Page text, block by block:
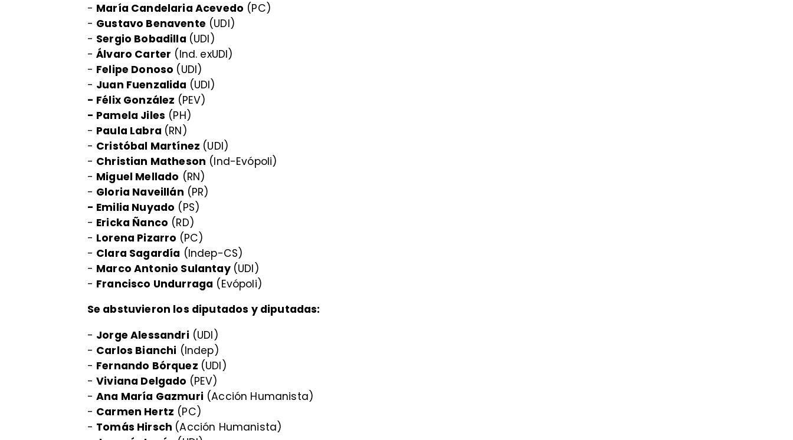
- María Candelaria Acevedo (PC)
- Gustavo Benavente (UDI)
- Sergio Bobadilla (UDI)
-Álvaro Carter (Ind. exUDI)
- Felipe Donoso (UDI)
- Juan Fuenzalida (UDI)
- Félix González (PEV)
- Pamela Jiles (PH)
- Paula Labra (RN)
- Cristóbal Martínez (UDI)
- Christian Matheson (Ind-Evópoli)
- Miguel Mellado (RN)
- Gloria Naveillán (PR)
- Emilia Nuyado (PS)
- Ericka Ñanco (RD)
- Lorena Pizarro (PC)
- Clara Sagardía (Indep-CS)
- Marco Antonio Sulantay (UDI)
- Francisco Undurraga (Evópoli)
Se abstuvieron los diputados y diputadas:
- Jorge Alessandri (UDI)
- Carlos Bianchi (Indep)
- Fernando Bórquez (UDI)
-Viviana Delgado (PEV)
-Ana María Gazmuri (Acción Humanista)
- Carmen Hertz (PC)
- Tomás Hirsch (Acción Humanista)